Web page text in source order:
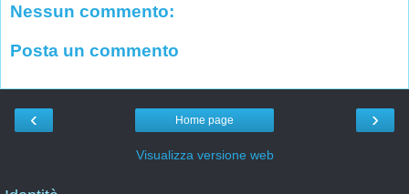
Nessun commento:
Posta un commento
‹ ›
Home page
Visualizza versione web